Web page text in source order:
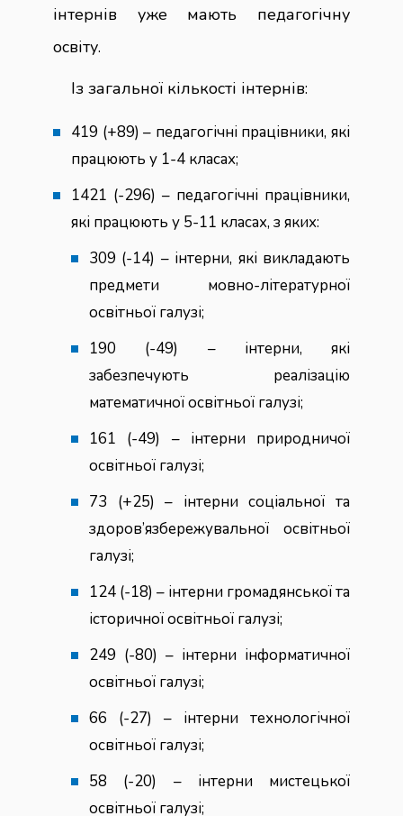
інтернів уже мають педагогічну
освіту.
Із загальної кількості інтернів:
419 (+89) – педагогічні працівники, які
працюють у 1-4 класах;
1421 (-296) – педагогічні працівники,
які працюють у 5-11 класах, з яких:
309 (-14) – інтерни, які викладають
предмети мовно-літературної
освітньої галузі;
190 (-49) – інтерни, які
забезпечують реалізацію
математичної освітньої галузі;
161 (-49) – інтерни природничої
освітньої галузі;
73 (+25) – інтерни соціальної та
здоров’язбережувальної освітньої
галузі;
124 (-18) – інтерни громадянської та
історичної освітньої галузі;
249 (-80) – інтерни інформатичної
освітньої галузі;
66 (-27) – інтерни технологічної
освітньої галузі;
58 (-20) – інтерни мистецької
освітньої галузі;